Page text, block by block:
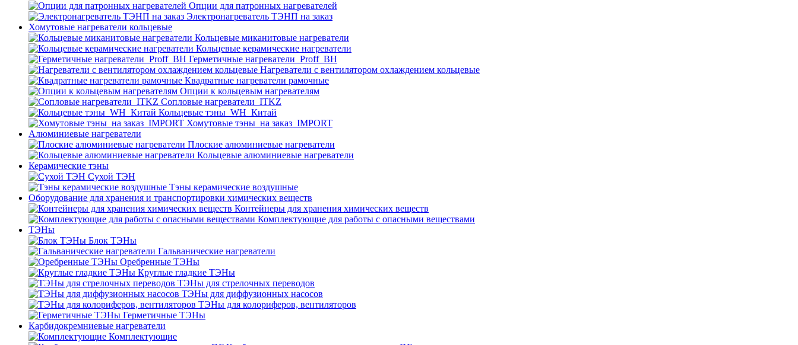
Опции для патронных нагревателей
Электронагреватель ТЭНП на заказ
Хомутовые нагреватели кольцевые
Кольцевые миканитовые нагреватели
Кольцевые керамические нагреватели
Герметичные нагреватели_Proff_BH
Нагреватели с вентилятором охлаждением кольцевые
Квадратные нагреватели рамочные
Опции к кольцевым нагревателям
Cопловые нагреватели_ITKZ
Кольцевые тэны_WH_Китай
Хомутовые тэны_на заказ_IMPORT
Алюминиевые нагреватели
Плоские алюминиевые нагреватели
Кольцевые алюминиевые нагреватели
Керамические тэны
Сухой ТЭН
Тэны керамические воздушные
Оборудование для хранения и транспортировки химических веществ
Контейнеры для хранения химических веществ
Комплектующие для работы с опасными веществами
ТЭНы
Блок ТЭНы
Гальванические нагреватели
Оребренные ТЭНы
Круглые гладкие ТЭНы
ТЭНы для стрелочных переводов
ТЭНы для диффузионных насосов
ТЭНы для колориферов, вентиляторов
Герметичные ТЭНы
Карбидокремниевые нагреватели
Комплектующие